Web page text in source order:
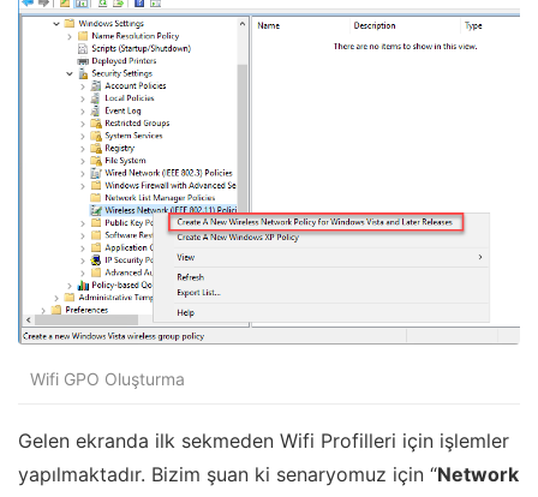
Wifi GPO Oluşturma
Gelen ekranda ilk sekmeden Wifi Profilleri için işlemler
yapılmaktadır. Bizim şuan ki senaryomuz için “Network